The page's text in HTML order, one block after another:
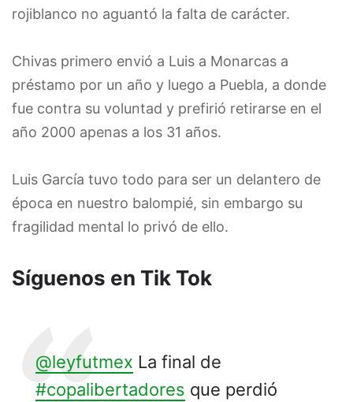
rojiblanco no aguantó la falta de carácter.
Chivas primero envió a Luis a Monarcas a
préstamo por un año y luego a Puebla, a donde
fue contra su voluntad y prefirió retirarse en el
año 2000 apenas a los 31 años.
Luis García tuvo todo para ser un delantero de
época en nuestro balompié, sin embargo su
fragilidad mental lo privó de ello.
Síguenos en Tik Tok
@leyfutmex La final de
#copalibertadores que perdió